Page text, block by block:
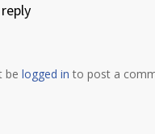
be logged in to post a